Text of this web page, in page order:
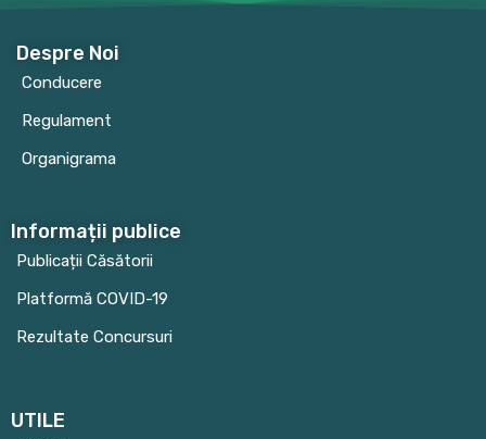
Despre Noi
Conducere
Regulament
Organigrama
Informații publice
Publicații Căsătorii
Platformă COVID-19
Rezultate Concursuri
UTILE